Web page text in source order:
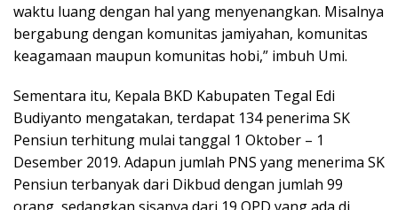
waktu luang dengan hal yang menyenangkan. Misalnya
bergabung dengan komunitas jamiyahan, komunitas
keagamaan maupun komunitas hobi,” imbuh Umi.
Sementara itu, Kepala BKD Kabupaten Tegal Edi
Budiyanto mengatakan, terdapat 134 penerima SK
Pensiun terhitung mulai tanggal 1 Oktober – 1
Desember 2019. Adapun jumlah PNS yang menerima SK
Pensiun terbanyak dari Dikbud dengan jumlah 99